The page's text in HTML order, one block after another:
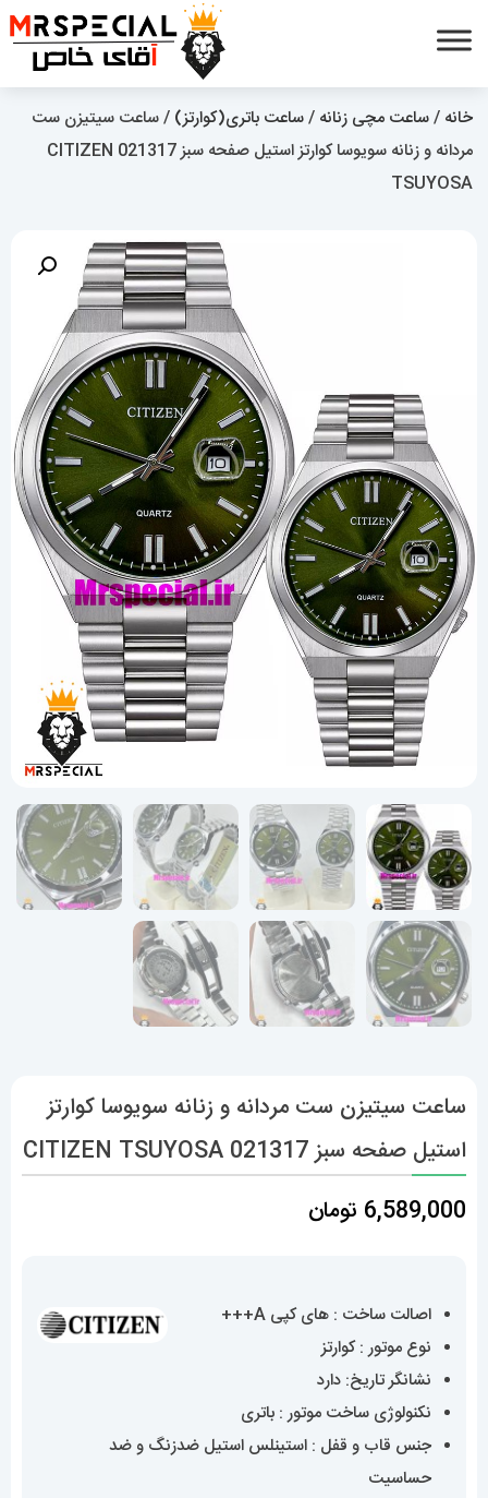
خانه /ساعت مچی زنانه /ساعت باتری(کوارتز) / ساعت سیتیزن ست
مردانه و زنانه سویوسا کوارتز استیل صفحه سبز 021317 CITIZEN
TSUYOSA
ساعت سیتیزن ست مردانه و زنانه سویوسا کوارتز
استیل صفحه سبز 021317 CITIZEN TSUYOSA
6,589,000 تومان
اصالت ساخت : های کپی A+++
نوع موتور : کوارتز
نشانگر تاریخ: دارد
نکنولوژی ساخت موتور : باتری
جنس قاب و قفل : استینلس استیل ضدزنگ و ضد
حساسیت